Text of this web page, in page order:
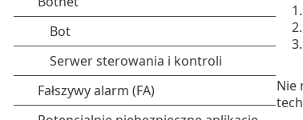
1.
2.
3.
Nie